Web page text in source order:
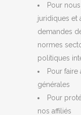
Pour
juridiques et
demandes
normes
politiques
Pour
générales
Pour
nos affiliés